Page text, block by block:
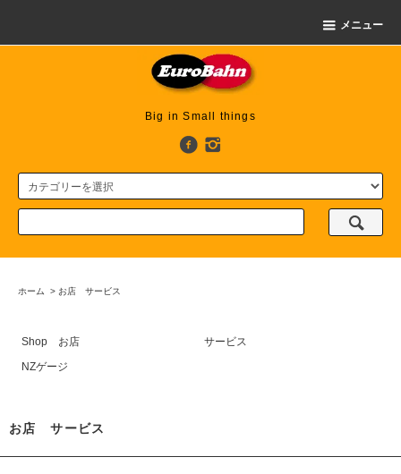
メニュー
Big in Small things
ホーム > お店 サービス
Shop お店
サービス
NZゲージ
お店 サービス